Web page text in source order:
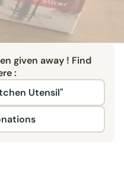
given away ! Find
:
Utensil"